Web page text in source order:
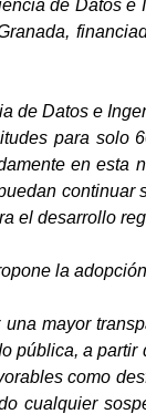
de Datos
de Datos e
para solo
en
el desarrollo
la
mayor
pública, a
como
cualquier